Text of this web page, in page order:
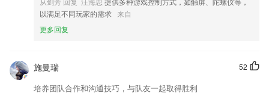
新增余额支付
优化证件上传功能；
以上就是下载老版本皇家aaa三张牌的介绍，如果您喜欢这款软件，您可
以到应用商店进行打分评论，说出您的使用经历，以帮助我们更好的对产
品进行优化修改。
以满足不同玩家的需求 来自
更多回复
52
施曼瑞
培养团队合作和沟通技巧，与队友一起取得胜利